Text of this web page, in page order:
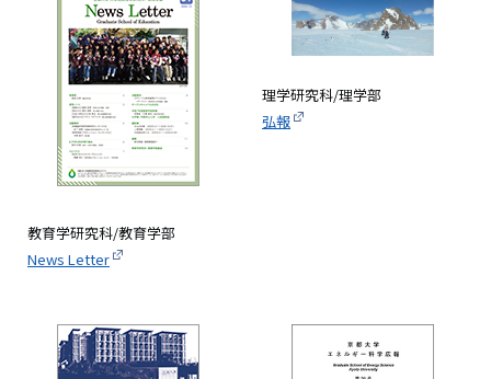
像
教育学研究科/教育学部
News Letter
理学研究科/理学部
弘報
画
像